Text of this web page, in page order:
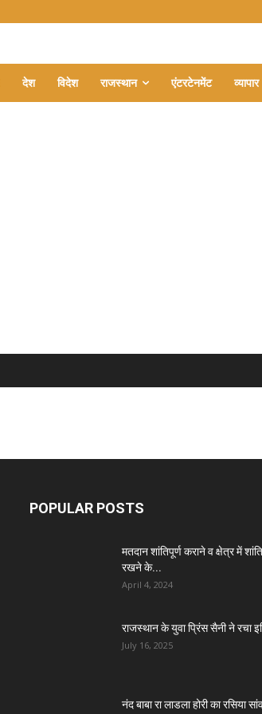
देश विदेश राजस्थान एंटरटेनमेंट व्यापार
POPULAR POSTS
मतदान शांतिपूर्ण कराने व क्षेत्र में
रखने के...
April 4, 2024
राजस्थान के युवा प्रिंस सैनी ने रचा
July 16, 2025
नंद बाबा रा लाडला होरी का रसिया